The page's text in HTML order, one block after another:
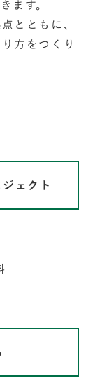
ます。
とともに、
方をつくり
ェクト